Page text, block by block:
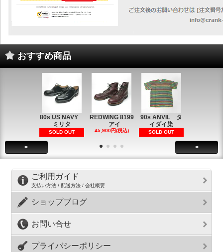
おすすめ商品
80s US NAVY
ミリタ
SOLD OUT
REDWING 8199
アイ
45,900円(税込)
90s ANVIL タ
イダイ染
SOLD OUT
< >
ご利用ガイド
支払い方法 / 配送方法 / 会社概要
ショップブログ
お問い合せ
プライバシーポリシー